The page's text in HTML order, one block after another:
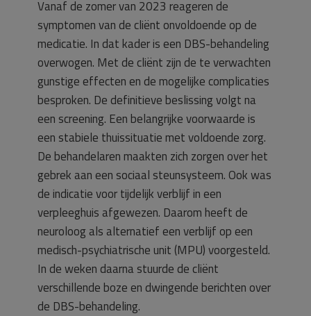
Vanaf de zomer van 2023 reageren de
symptomen van de cliënt onvoldoende op de
medicatie. In dat kader is een DBS-behandeling
overwogen. Met de cliënt zijn de te verwachten
gunstige effecten en de mogelijke complicaties
besproken. De definitieve beslissing volgt na
een screening. Een belangrijke voorwaarde is
een stabiele thuissituatie met voldoende zorg.
De behandelaren maakten zich zorgen over het
gebrek aan een sociaal steunsysteem. Ook was
de indicatie voor tijdelijk verblijf in een
verpleeghuis afgewezen. Daarom heeft de
neuroloog als alternatief een verblijf op een
medisch-psychiatrische unit (MPU) voorgesteld.
In de weken daarna stuurde de cliënt
verschillende boze en dwingende berichten over
de DBS-behandeling.